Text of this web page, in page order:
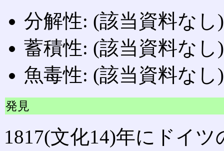
分解性: (該当資料なし)
蓄積性: (該当資料なし)
魚毒性: (該当資料なし)
発見
1817(文化14)年にドイ